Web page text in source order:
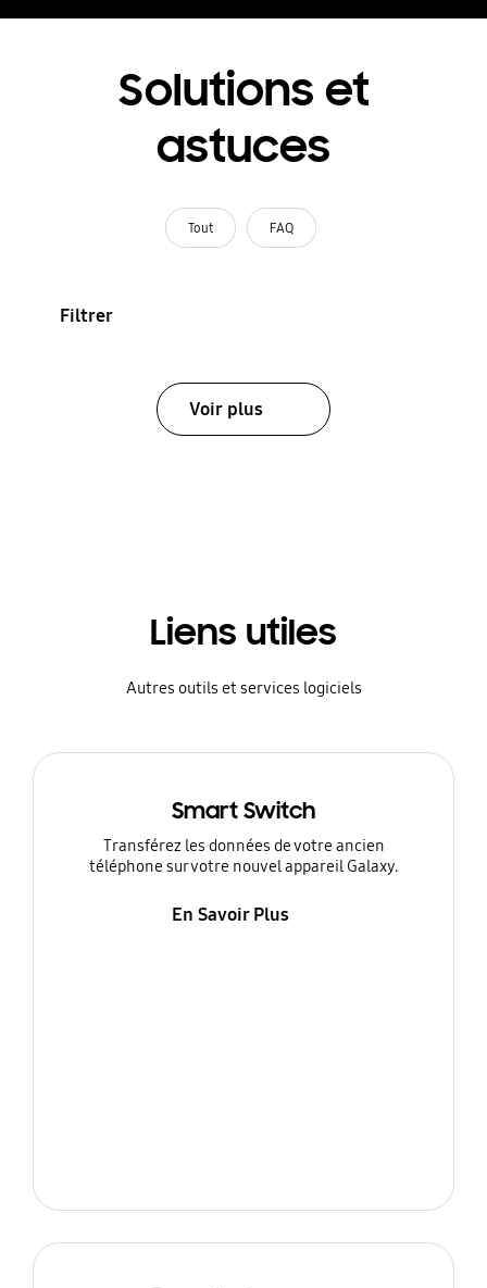
Solutions et
astuces
Tout FAQ
Filtrer
Voir plus
Liens utiles
Autres outils et services logiciels
Smart Switch
Transférez les données de votre ancien
téléphone sur votre nouvel appareil Galaxy.
En Savoir Plus